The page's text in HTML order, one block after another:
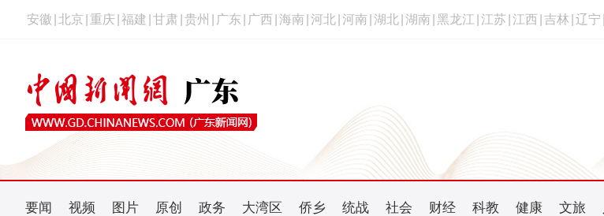
安徽 北京 重庆 福建 甘肃 贵州 广东 广西 海南 河北 河南 湖北 湖南 黑龙江 江苏 江西 吉林 辽宁
要闻 视频 图片 原创 政务 大湾区 侨乡 统战 社会 财经 科教 健康 文旅